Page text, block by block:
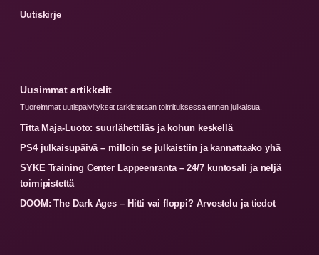
Uutiskirje
Uusimmat artikkelit
Tuoreimmat uutispaivitykset tarkistetaan toimituksessa ennen julkaisua.
Titta Maja-Luoto: suurlähettiläs ja kohun keskellä
PS4 julkaisupäivä – milloin se julkaistiin ja kannattaako yhä
SYKE Training Center Lappeenranta – 24/7 kuntosali ja neljä
toimipistettä
DOOM: The Dark Ages – Hitti vai floppi? Arvostelu ja tiedot